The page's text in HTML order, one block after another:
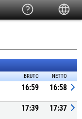
BRUTO NETTO
16:59 16:58
17:39 17:37